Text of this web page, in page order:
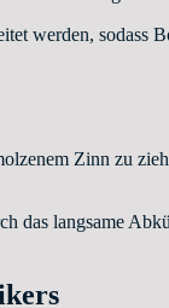
werden, sodass
Zinn zu
das langsame